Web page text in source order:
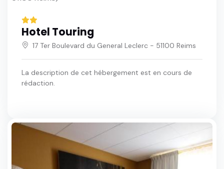
Hotel Touring
17 Ter Boulevard du General Leclerc - 51100 Reims
La description de cet hébergement est en cours de
rédaction.